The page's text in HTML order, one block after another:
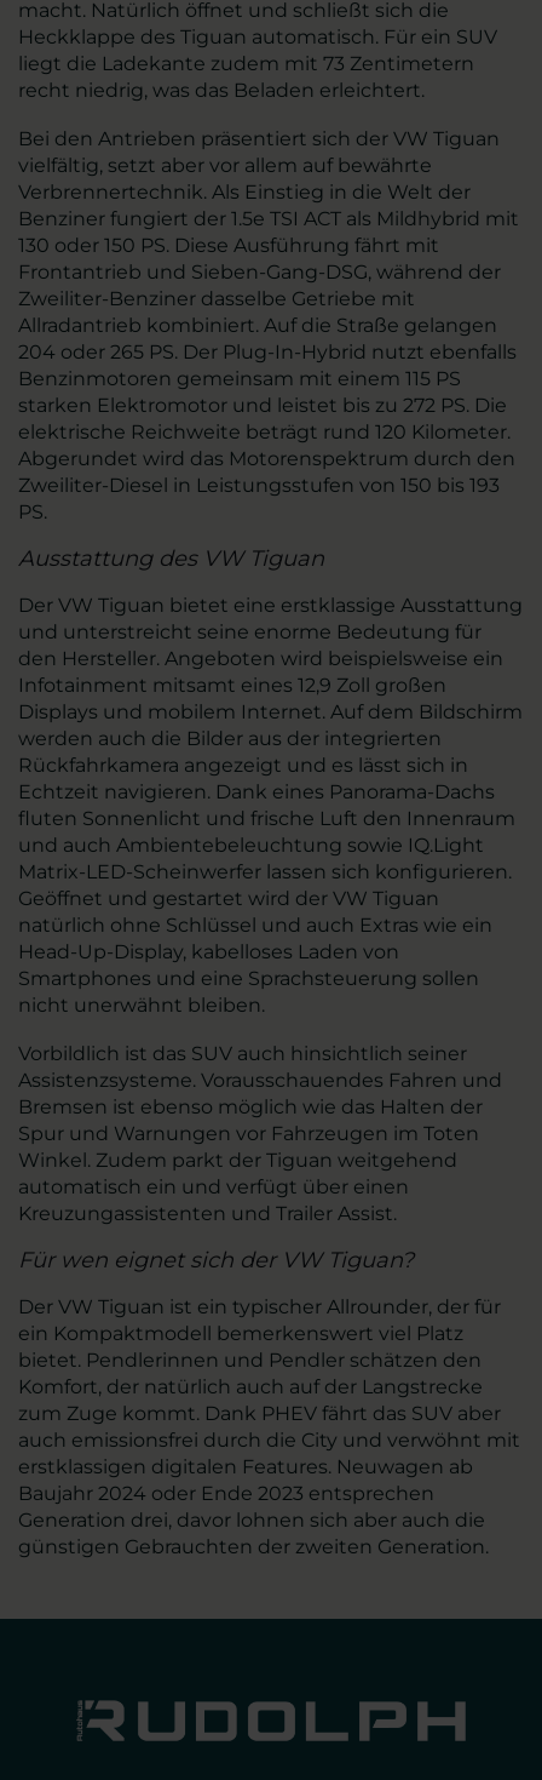
macht. Natürlich öffnet und schließt sich die
Heckklappe des Tiguan automatisch. Für ein SUV
liegt die Ladekante zudem mit 73 Zentimetern
recht niedrig, was das Beladen erleichtert.
Bei den Antrieben präsentiert sich der VW Tiguan
vielfältig, setzt aber vor allem auf bewährte
Verbrennertechnik. Als Einstieg in die Welt der
Benziner fungiert der 1.5e TSI ACT als Mildhybrid mit
130 oder 150 PS. Diese Ausführung fährt mit
Frontantrieb und Sieben-Gang-DSG, während der
Zweiliter-Benziner dasselbe Getriebe mit
Allradantrieb kombiniert. Auf die Straße gelangen
204 oder 265 PS. Der Plug-In-Hybrid nutzt ebenfalls
Benzinmotoren gemeinsam mit einem 115 PS
starken Elektromotor und leistet bis zu 272 PS. Die
elektrische Reichweite beträgt rund 120 Kilometer.
Abgerundet wird das Motorenspektrum durch den
Zweiliter-Diesel in Leistungsstufen von 150 bis 193
PS.
Ausstattung des VW Tiguan
Der VW Tiguan bietet eine erstklassige Ausstattung
und unterstreicht seine enorme Bedeutung für
den Hersteller. Angeboten wird beispielsweise ein
Infotainment mitsamt eines 12,9 Zoll großen
Displays und mobilem Internet. Auf dem Bildschirm
werden auch die Bilder aus der integrierten
Rückfahrkamera angezeigt und es lässt sich in
Echtzeit navigieren. Dank eines Panorama-Dachs
fluten Sonnenlicht und frische Luft den Innenraum
und auch Ambientebeleuchtung sowie IQ.Light
Matrix-LED-Scheinwerfer lassen sich konfigurieren.
Geöffnet und gestartet wird der VW Tiguan
natürlich ohne Schlüssel und auch Extras wie ein
Head-Up-Display, kabelloses Laden von
Smartphones und eine Sprachsteuerung sollen
nicht unerwähnt bleiben.
Vorbildlich ist das SUV auch hinsichtlich seiner
Assistenzsysteme. Vorausschauendes Fahren und
Bremsen ist ebenso möglich wie das Halten der
Spur und Warnungen vor Fahrzeugen im Toten
Winkel. Zudem parkt der Tiguan weitgehend
automatisch ein und verfügt über einen
Kreuzungassistenten und Trailer Assist.
Für wen eignet sich der VW Tiguan?
Der VW Tiguan ist ein typischer Allrounder, der für
ein Kompaktmodell bemerkenswert viel Platz
bietet. Pendlerinnen und Pendler schätzen den
Komfort, der natürlich auch auf der Langstrecke
zum Zuge kommt. Dank PHEV fährt das SUV aber
auch emissionsfrei durch die City und verwöhnt mit
erstklassigen digitalen Features. Neuwagen ab
Baujahr 2024 oder Ende 2023 entsprechen
Generation drei, davor lohnen sich aber auch die
günstigen Gebrauchten der zweiten Generation.